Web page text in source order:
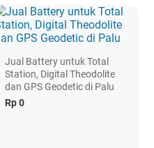
Jual Battery untuk Total
Station, Digital Theodolite
dan GPS Geodetic di Palu
Rp 0